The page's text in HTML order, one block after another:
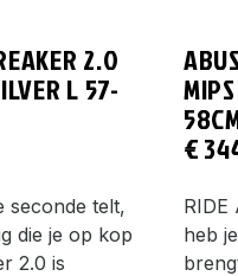
2.0
L 57-
seconde telt,
die je op kop
2.0 is
€
RIDE
heb